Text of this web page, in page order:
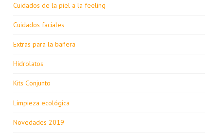
Cuidados de la piel a la feeling
Cuidados faciales
Extras para la bañera
Hidrolatos
Kits Conjunto
Limpieza ecológica
Novedades 2019